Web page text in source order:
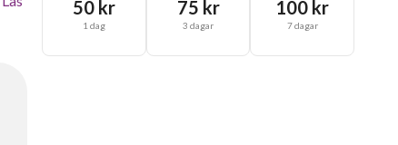
50 kr
1 dag
75 kr
3 dagar
100 kr
7 dagar